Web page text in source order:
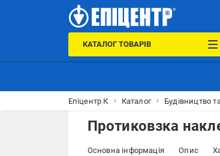
КАТАЛОГ ТОВАРІВ
Епіцентр К Каталог Будівництво
Протиковзка
Основна інформація Опис